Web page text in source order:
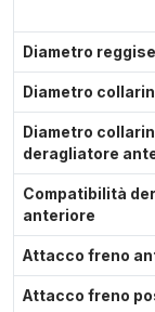
Diametro
Diametro
Diametro
deragliatore
Compatibilità
anteriore
Attacco freno
Attacco freno